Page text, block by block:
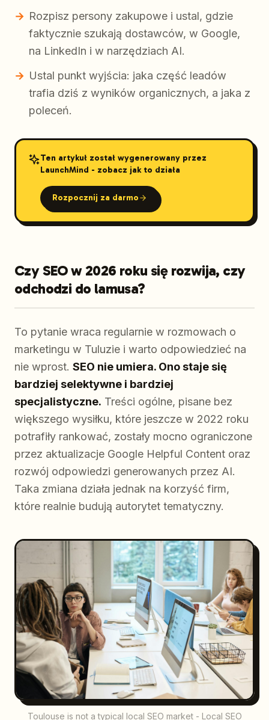
Rozpisz persony zakupowe i ustal, gdzie
faktycznie szukają dostawców, w Google,
na LinkedIn i w narzędziach AI.
Ustal punkt wyjścia: jaka część leadów
trafia dziś z wyników organicznych, a jaka z
poleceń.
Ten artykuł został wygenerowany przez
LaunchMind - zobacz jak to działa
Rozpocznij za darmo
Czy SEO w 2026 roku się rozwija, czy
odchodzi do lamusa?
To pytanie wraca regularnie w rozmowach o
marketingu w Tuluzie i warto odpowiedzieć na
nie wprost. SEO nie umiera. Ono staje się
bardziej selektywne i bardziej
specjalistyczne. Treści ogólne, pisane bez
większego wysiłku, które jeszcze w 2022 roku
potrafiły rankować, zostały mocno ograniczone
przez aktualizacje Google Helpful Content oraz
rozwój odpowiedzi generowanych przez AI.
Taka zmiana działa jednak na korzyść firm,
które realnie budują autorytet tematyczny.
Toulouse is not a typical local SEO market - Local SEO